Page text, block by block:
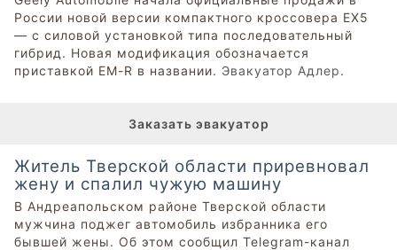
России новой версии компактного кроссовера EX5
— с силовой установкой типа последовательный
гибрид. Новая модификация обозначается
приставкой EM-R в названии. Эвакуатор Адлер.
Заказать эвакуатор
Житель Тверской области приревновал
жену и спалил чужую машину
В Андреапольском районе Тверской области
мужчина поджег автомобиль избранника его
бывшей жены. Об этом сообщил Telegram-канал